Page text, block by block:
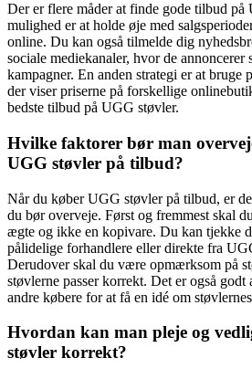
Der er flere måder at finde gode tilbud på
mulighed er at holde øje med
online. Du kan også tilmelde dig
sociale mediekanaler, hvor de
kampagner. En anden strategi er at bruge
der viser priserne på forskellige
bedste tilbud på UGG støvler.
Hvilke faktorer bør man
UGG støvler på tilbud?
Når du køber UGG støvler på tilbud, er
du bør overveje. Først og fremmest skal
ægte og ikke en kopivare. Du kan tjekke
pålidelige forhandlere eller direkte fra
Derudover skal du være opmærksom på
støvlerne passer korrekt. Det er også godt
andre købere for at få en idé om
Hvordan kan man pleje og
støvler korrekt?